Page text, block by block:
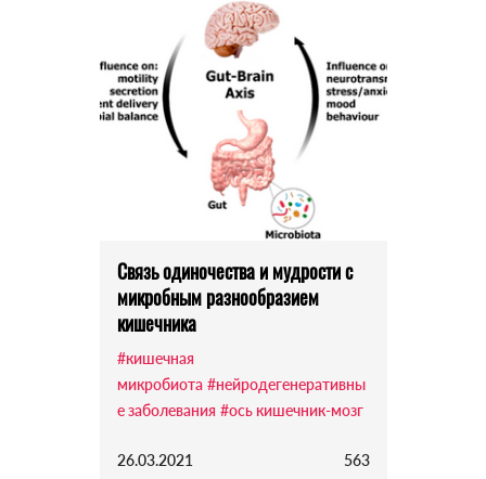
Связь одиночества и мудрости с
микробным разнообразием
кишечника
#кишечная
микробиота #нейродегенеративны
е заболевания #ось кишечник-мозг
26.03.2021 563